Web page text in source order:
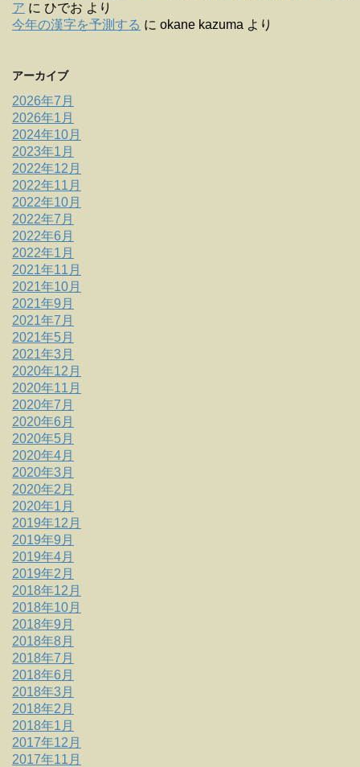
ア に ひでお より
今年の漢字を予測する に okane kazuma より
アーカイブ
2026年7月
2026年1月
2024年10月
2023年1月
2022年12月
2022年11月
2022年10月
2022年7月
2022年6月
2022年1月
2021年11月
2021年10月
2021年9月
2021年7月
2021年5月
2021年3月
2020年12月
2020年11月
2020年7月
2020年6月
2020年5月
2020年4月
2020年3月
2020年2月
2020年1月
2019年12月
2019年9月
2019年4月
2019年2月
2018年12月
2018年10月
2018年9月
2018年8月
2018年7月
2018年6月
2018年3月
2018年2月
2018年1月
2017年12月
2017年11月